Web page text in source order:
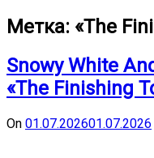
Метка: «The
Snowy White
«The Finishing
On 01.07.202601.07.2026